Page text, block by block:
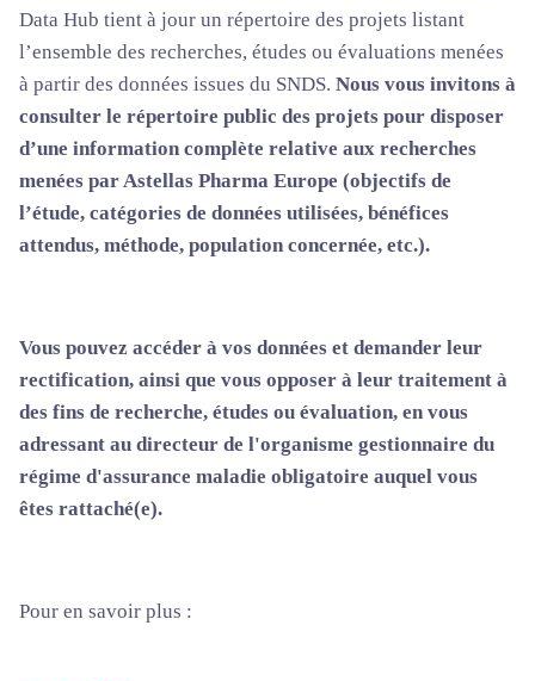
Data Hub tient à jour un répertoire des projets listant
l’ensemble des recherches, études ou évaluations menées
à partir des données issues du SNDS. Nous vous invitons à
consulter le répertoire public des projets pour disposer
d’une information complète relative aux recherches
menées par Astellas Pharma Europe (objectifs de
l’étude, catégories de données utilisées, bénéfices
attendus, méthode, population concernée, etc.).
Vous pouvez accéder à vos données et demander leur
rectification, ainsi que vous opposer à leur traitement à
des fins de recherche, études ou évaluation, en vous
adressant au directeur de l'organisme gestionnaire du
régime d'assurance maladie obligatoire auquel vous
êtes rattaché(e).
Pour en savoir plus :